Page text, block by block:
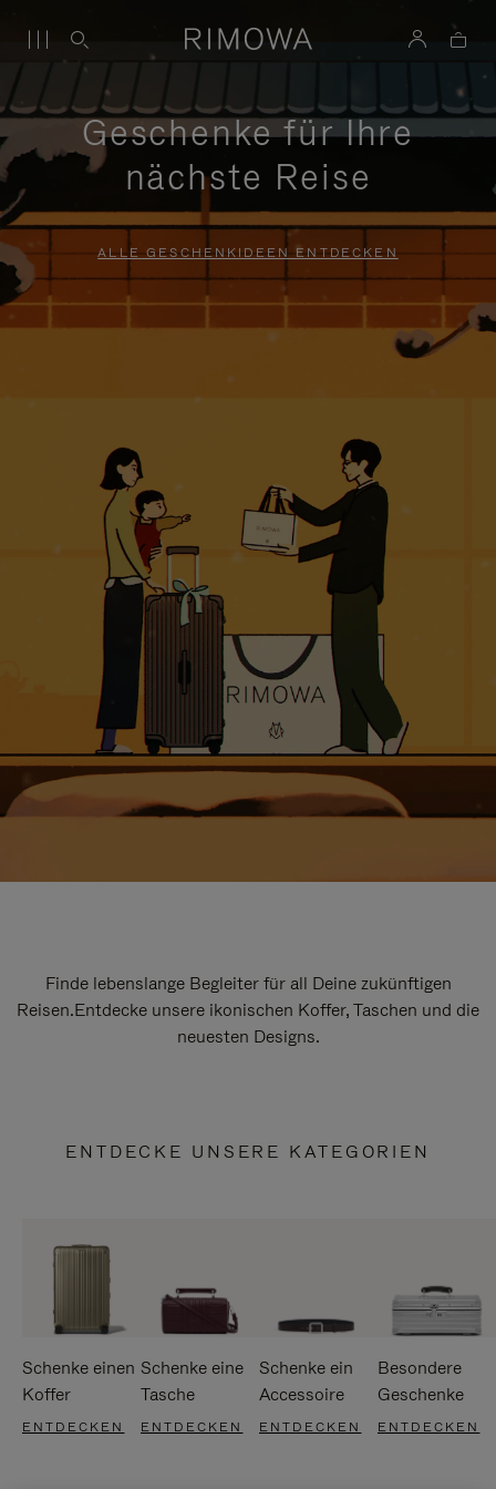
Geschenke für Ihre
nächste Reise
ALLE GESCHENKIDEEN ENTDECKEN
Finde lebenslange Begleiter für all Deine zukünftigen
Reisen.Entdecke unsere ikonischen Koffer, Taschen und die
neuesten Designs.
ENTDECKE UNSERE KATEGORIEN
Schenke einen
Koffer
ENTDECKEN
Schenke eine
Tasche
ENTDECKEN
Schenke ein
Accessoire
ENTDECKEN
Besondere
Geschenke
ENTDECKEN